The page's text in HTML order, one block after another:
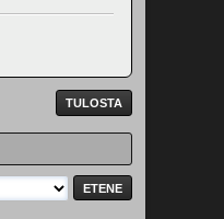
TULOSTA